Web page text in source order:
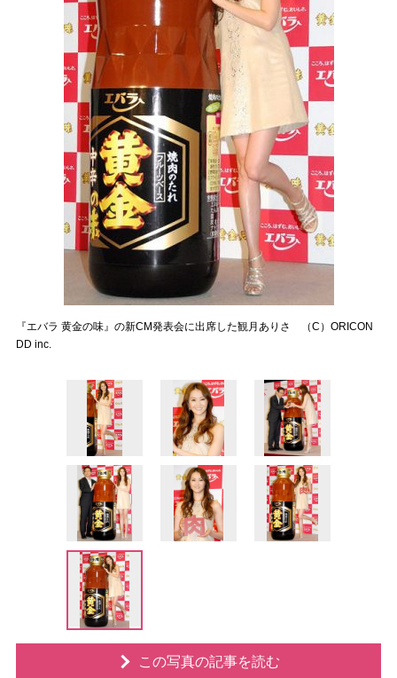
『エバラ 黄金の味』の新CM発表会に出席した観月ありさ （C）ORICON
DD inc.
この写真の記事を読む